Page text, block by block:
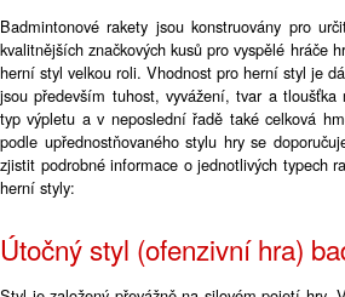
Badmintonové rakety jsou konstruovány pro
kvalitnějších značkových kusů pro vyspělé hráče
herní styl velkou roli. Vhodnost pro herní styl je
jsou především tuhost, vyvážení, tvar a
typ výpletu a v neposlední řadě také celková
podle upřednostňovaného stylu hry se
zjistit podrobné informace o jednotlivých typech
herní styly:
Útočný styl (ofenzivní hra)